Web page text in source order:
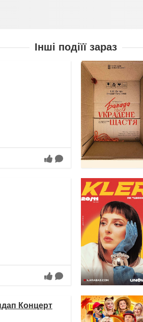
Інші подіїї зараз
Концерт